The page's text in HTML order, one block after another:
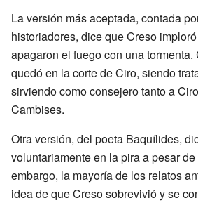
La versión más aceptada, contada
historiadores, dice que Creso
apagaron el fuego con una
quedó en la corte de Ciro, siendo
sirviendo como consejero tanto a
Cambises.
Otra versión, del poeta Baquílides,
voluntariamente en la pira a pesar
embargo, la mayoría de los relatos
idea de que Creso sobrevivió y se